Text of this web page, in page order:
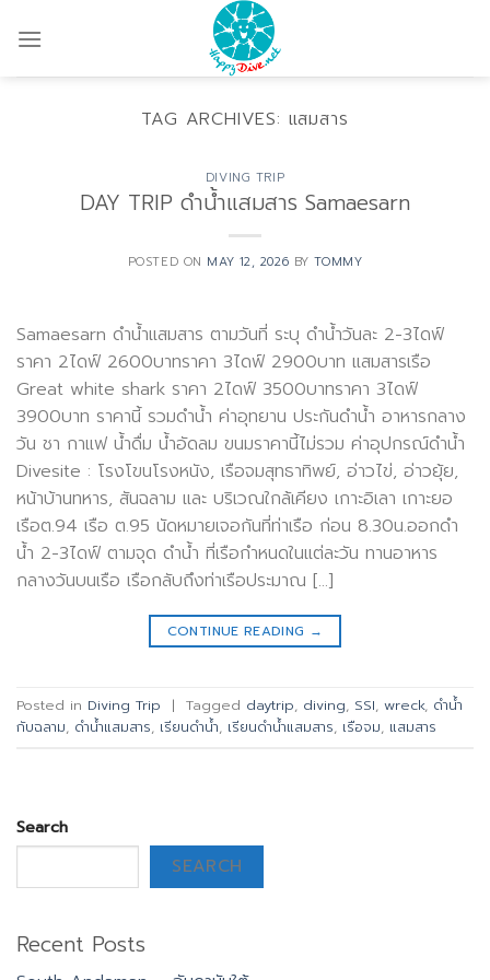
TAG ARCHIVES: แสมสาร
DIVING TRIP
DAY TRIP ดำน้ำแสมสาร Samaesarn
POSTED ON MAY 12, 2026 BYTOMMY
Samaesarn ดำน้ำแสมสาร ตามวันที่ ระบุ ดำน้ำวันละ 2-3ไดฟ์
ราคา 2ไดฟ์ 2600บาทราคา 3ไดฟ์ 2900บาท แสมสารเรือ
Great white shark ราคา 2ไดฟ์ 3500บาทราคา 3ไดฟ์
3900บาท ราคานี้ รวมดำน้ำ ค่าอุทยาน ประกันดำน้ำ อาหารกลาง
วัน ชา กาแฟ น้ำดื่ม น้ำอัดลม ขนมราคานี้ไม่รวม ค่าอุปกรณ์ดำน้ำ
Divesite : โรงโขนโรงหนัง, เรือจมสุทธาทิพย์, อ่าวไข่, อ่าวยุ้ย,
หน้าบ้านทหาร, สันฉลาม และ บริเวณใกล้เคียง เกาะอิเลา เกาะยอ
เรือต.94 เรือ ต.95 นัดหมายเจอกันที่ท่าเรือ ก่อน 8.30น.ออกดำ
น้ำ 2-3ไดฟ์ ตามจุด ดำน้ำ ที่เรือกำหนดในแต่ละวัน ทานอาหาร
กลางวันบนเรือ เรือกลับถึงท่าเรือประมาณ […]
CONTINUE READING →
Posted in Diving Trip | Tagged daytrip, diving, SSI, wreck, ดำน้ำ
กับฉลาม, ดำน้ำแสมสาร, เรียนดำน้ำ, เรียนดำน้ำแสมสาร, เรือจม, แสมสาร
Search
SEARCH
Recent Posts